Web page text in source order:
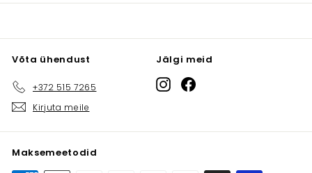
Võta ühendust
+372 515 7265
Kirjuta meile
Jälgi meid
Instagram
Maksemeetodid